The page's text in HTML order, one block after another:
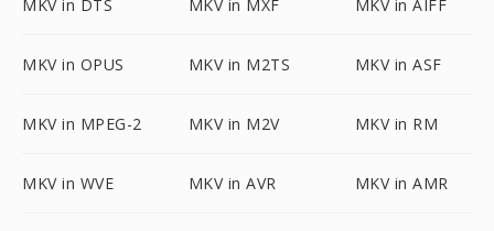
MKV in DTS MKV in MXF MKV in AIFF
MKV in OPUS MKV in M2TS MKV in ASF
MKV in MPEG-2 MKV in M2V MKV in RM
MKV in WVE MKV in AVR MKV in AMR